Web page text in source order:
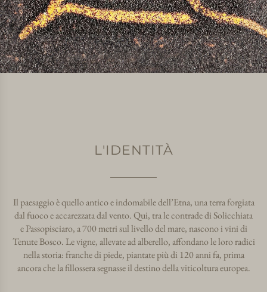
L'IDENTITÀ
Il paesaggio è quello antico e indomabile dell’Etna, una terra forgiata
dal fuoco e accarezzata dal vento. Qui, tra le contrade di Solicchiata
e Passopisciaro, a 700 metri sul livello del mare, nascono i vini di
Tenute Bosco. Le vigne, allevate ad alberello, affondano le loro radici
nella storia: franche di piede, piantate più di 120 anni fa, prima
ancora che la fillossera segnasse il destino della viticoltura europea.